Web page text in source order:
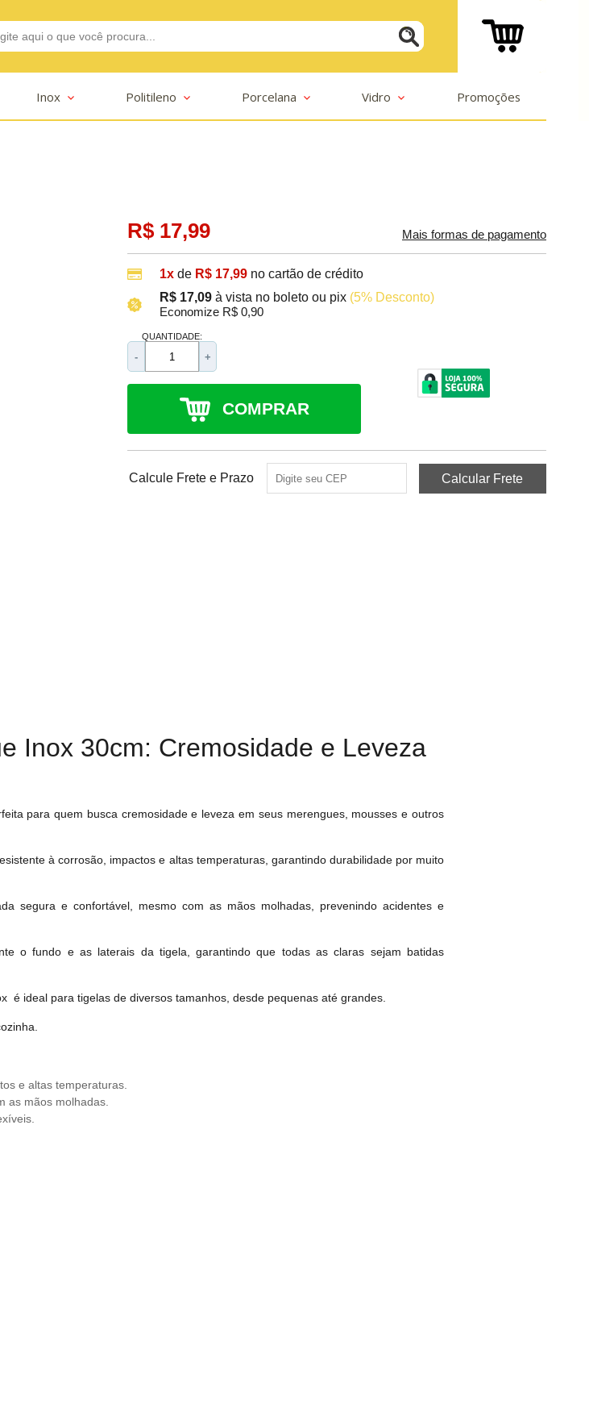
Inox Politileno Porcelana Vidro Promoções
R$ 17,99 Mais formas de pagamento
1x de R$ 17,99 no cartão de crédito
R$ 17,09à vista no boleto ou pix (5% Desconto)
Economize R$ 0,90
QUANTIDADE:
- +
COMPRAR
Calcule Frete e Prazo
Inox 30cm: Cremosidade e Leveza
para quem busca cremosidade e leveza em seus merengues, mousses e outros
à corrosão, impactos e altas temperaturas, garantindo durabilidade por muito
segura e confortável, mesmo com as mãos molhadas, prevenindo acidentes e
o fundo e as laterais da tigela, garantindo que todas as claras sejam batidas
é ideal para tigelas de diversos tamanhos, desde pequenas até grandes.
e altas temperaturas.
as mãos molhadas.